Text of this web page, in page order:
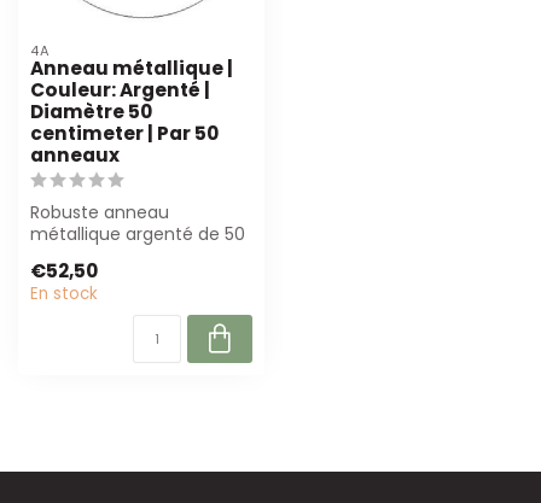
4A
Anneau métallique |
Couleur: Argenté |
Diamètre 50
centimeter | Par 50
anneaux
Robuste anneau
métallique argenté de 50
fleuristes et les déc...
€52,50
En stock